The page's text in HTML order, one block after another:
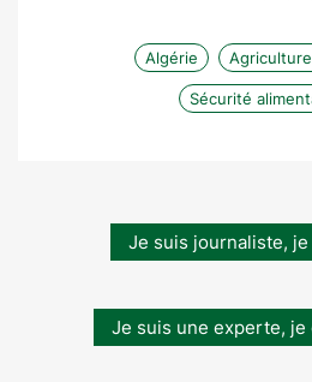
Algérie
Sécurité
Je suis journaliste, je
Je suis une experte, je